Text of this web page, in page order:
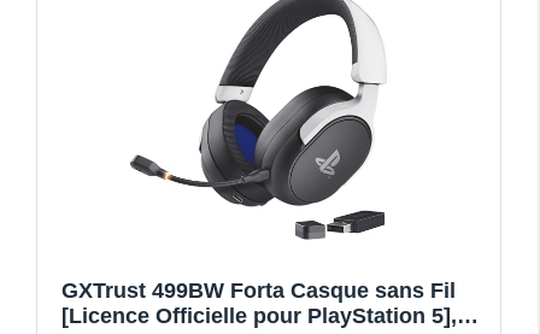
GXTrust 499BW Forta Casque sans Fil
[Licence Officielle pour PlayStation 5],